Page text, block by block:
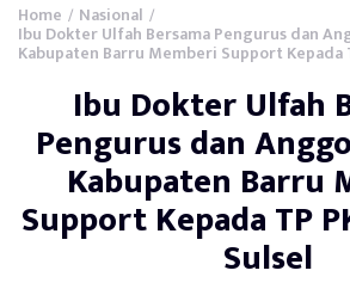
Home / Nasional /
Ibu Dokter Ulfah Bersama Pengurus dan
Kabupaten Barru Memberi Support Kepada
Ibu Dokter Ulfah
Pengurus dan
Kabupaten Barru
Support Kepada TP
Sulsel